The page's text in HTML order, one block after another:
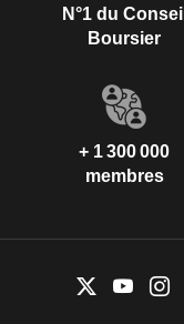
N°1 du Conseil
Boursier
+ 1 300 000
membres